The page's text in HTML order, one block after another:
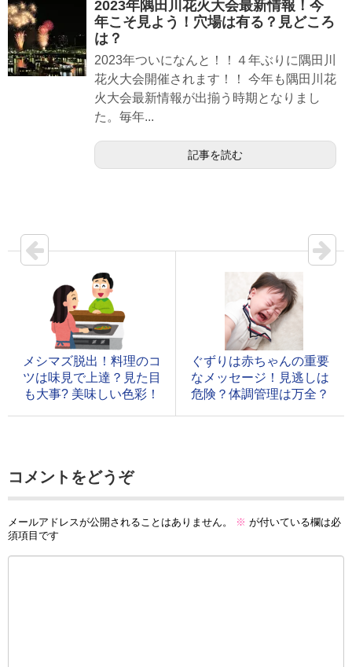
2023年隅田川花火大会最新情報！今
年こそ見よう！穴場は有る？見どころ
は？
2023年ついになんと！！４年ぶりに隅田川
花火大会開催されます！！ 今年も隅田川花
火大会最新情報が出揃う時期となりまし
た。毎年...
記事を読む
メシマズ脱出！料理のコ
ツは味見で上達？見た目
も大事? 美味しい色彩！
ぐずりは赤ちゃんの重要
なメッセージ！見逃しは
危険？体調管理は万全？
コメントをどうぞ
メールアドレスが公開されることはありません。 ※ が付いている欄は必
須項目です